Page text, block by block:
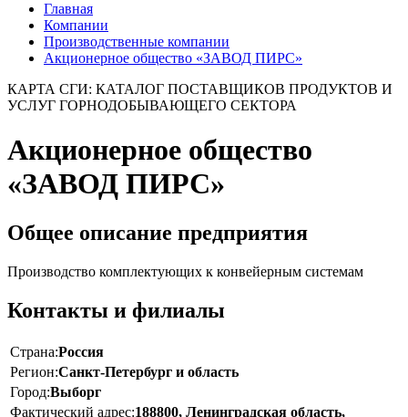
Главная
Компании
Производственные компании
Акционерное общество «ЗАВОД ПИРС»
КАРТА СГИ: КАТАЛОГ ПОСТАВЩИКОВ ПРОДУКТОВ И
УСЛУГ ГОРНОДОБЫВАЮЩЕГО СЕКТОРА
Акционерное общество
«ЗАВОД ПИРС»
Общее описание предприятия
Производство комплектующих к конвейерным системам
Контакты и филиалы
Страна:Россия
Регион:Санкт-Петербург и область
Город:Выборг
Фактический адрес:188800, Ленинградская область,